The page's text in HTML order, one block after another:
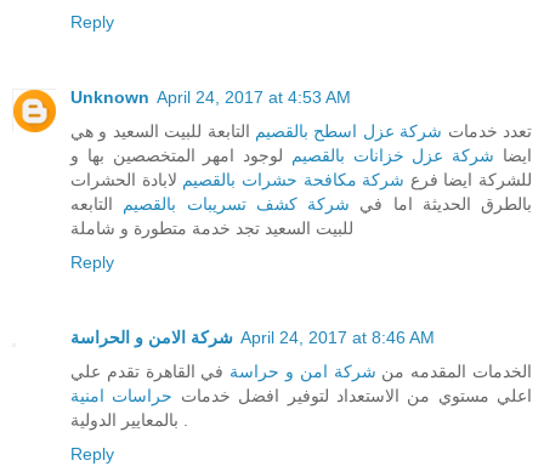
Reply
Unknown April 24, 2017 at 4:53 AM
تعدد خدمات شركة عزل اسطح بالقصيم التابعة للبيت السعيد و هي
ايضا شركة عزل خزانات بالقصيم
لوجود امهر المتخصصين بها و
للشركة ايضا فرع شركة مكافحة حشرات بالقصيم لابادة الحشرات
بالطرق الحديثة اما في شركة كشف تسريبات بالقصيم
التابعه
للبيت السعيد تجد خدمة متطورة و شاملة
Reply
شركة الامن و الحراسة April 24, 2017 at 8:46 AM
الخدمات المقدمه من شركة امن و حراسة في القاهرة تقدم علي
اعلي مستوي من الاستعداد لتوفير افضل خدمات حراسات امنية
Reply